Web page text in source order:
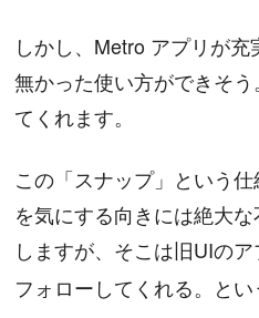
しかし、Metro アプリが
無かった使い方ができそ
てくれます。
この「スナップ」という
を気にする向きには絶大
しますが、そこは旧UIのア
フォローしてくれる。とい